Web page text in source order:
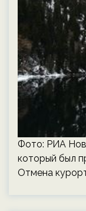
Фото: РИА
который был
Отмена